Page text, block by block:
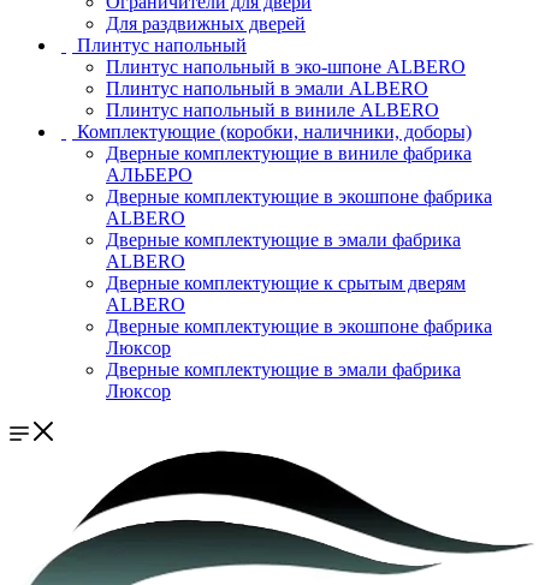
Для раздвижных дверей
Плинтус напольный
Плинтус напольный в эко-шпоне ALBERO
Плинтус напольный в эмали ALBERO
Плинтус напольный в виниле ALBERO
Комплектующие (коробки, наличники, доборы)
Дверные комплектующие в виниле фабрика
АЛЬБЕРО
Дверные комплектующие в экошпоне фабрика
ALBERO
Дверные комплектующие в эмали фабрика
ALBERO
Дверные комплектующие к срытым дверям
ALBERO
Дверные комплектующие в экошпоне фабрика
Люксор
Дверные комплектующие в эмали фабрика
Люксор